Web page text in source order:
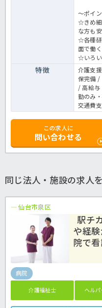
～ポイ
☆きめ細
な方も
☆各種研
面で働
☆いろい
特徴
介護支
保完備 /
/ 高給与
勤のみ
交通費
この求人に
問い合わせる
同じ法人・施設の求人
仙台市泉区
駅チ
や経
院で
病院
介護福祉士 ヘル